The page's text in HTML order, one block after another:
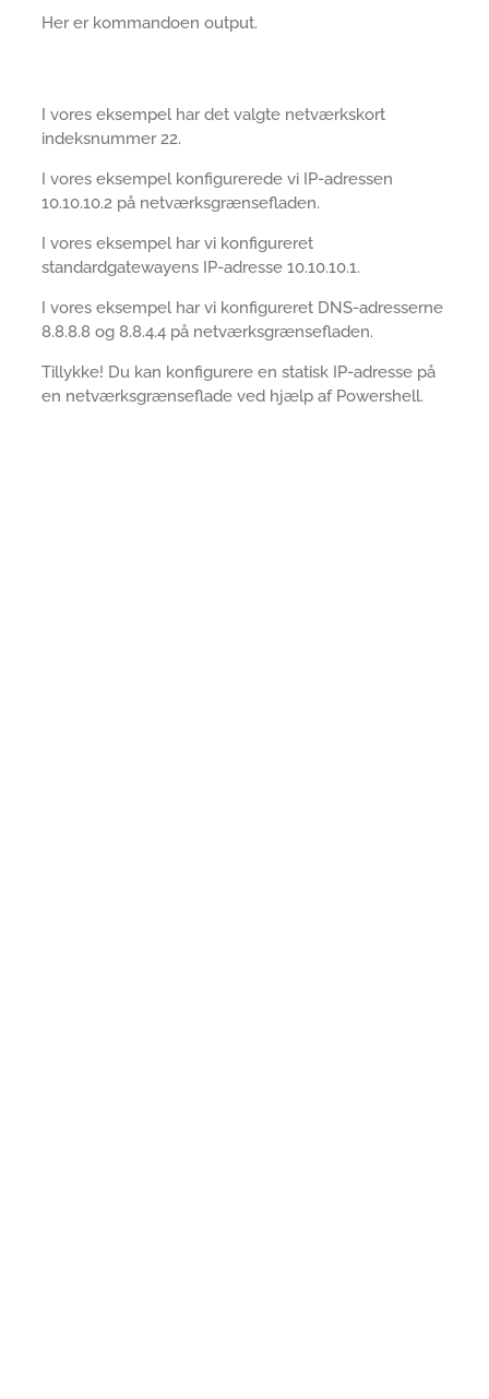
Her er kommandoen output.
I vores eksempel har det valgte netværkskort
indeksnummer 22.
I vores eksempel konfigurerede vi IP-adressen
10.10.10.2 på netværksgrænsefladen.
I vores eksempel har vi konfigureret
standardgatewayens IP-adresse 10.10.10.1.
I vores eksempel har vi konfigureret DNS-adresserne
8.8.8.8 og 8.8.4.4 på netværksgrænsefladen.
Tillykke! Du kan konfigurere en statisk IP-adresse på
en netværksgrænseflade ved hjælp af Powershell.